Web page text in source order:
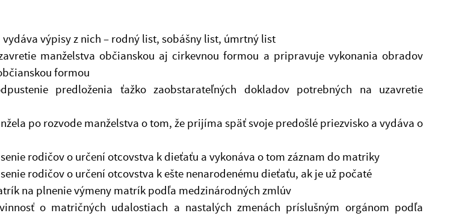
výpisy z nich – rodný list, sobášny list, úmrtný list
manželstva občianskou aj cirkevnou formou a pripravuje vykonania obradov
formou
predloženia ťažko zaobstarateľných dokladov potrebných na uzavretie
po rozvode manželstva o tom, že prijíma späť svoje predošlé priezvisko a vydáva o
rodičov o určení otcovstva k dieťaťu a vykonáva o tom záznam do matriky
rodičov o určení otcovstva k ešte nenarodenému dieťaťu, ak je už počaté
na plnenie výmeny matrík podľa medzinárodných zmlúv
o matričných udalostiach a nastalých zmenách príslušným orgánom podľa